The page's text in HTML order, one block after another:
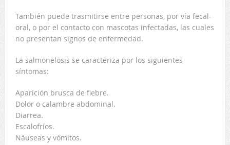
También puede trasmitirse entre personas, por vía fecal-
oral, o por el contacto con mascotas infectadas, las cuales
no presentan signos de enfermedad.
La salmonelosis se caracteriza por los siguientes
síntomas:
Aparición brusca de fiebre.
Dolor o calambre abdominal.
Diarrea.
Escalofríos.
Náuseas y vómitos.